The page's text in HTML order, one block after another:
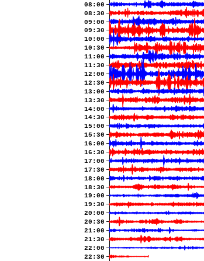
08:00
08:30
09:00
09:30
10:00
10:30
11:00
11:30
12:00
12:30
13:00
13:30
14:00
14:30
15:00
15:30
16:00
16:30
17:00
17:30
18:00
18:30
19:00
19:30
20:00
20:30
21:00
21:30
22:00
22:30